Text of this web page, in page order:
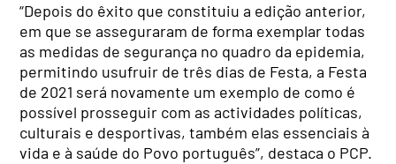
“Depois do êxito que constituiu a edição anterior,
em que se asseguraram de forma exemplar todas
as medidas de segurança no quadro da epidemia,
permitindo usufruir de três dias de Festa, a Festa
de 2021 será novamente um exemplo de como é
possível prosseguir com as actividades políticas,
culturais e desportivas, também elas essenciais à
vida e à saúde do Povo português”, destaca o PCP.